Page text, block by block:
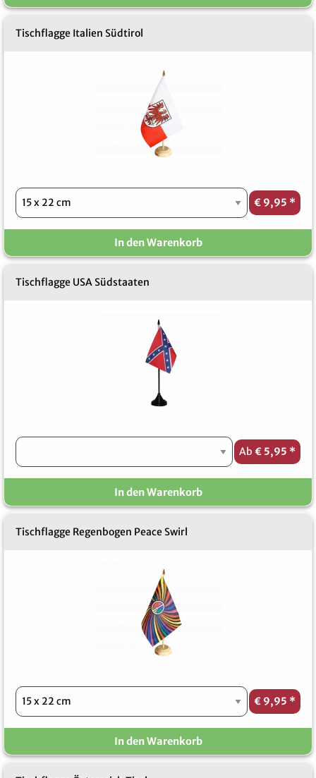
Tischflagge Italien Südtirol
€ 9,95 *
In den Warenkorb
Tischflagge USA Südstaaten
Ab € 5,95 *
In den Warenkorb
Tischflagge Regenbogen Peace Swirl
€ 9,95 *
In den Warenkorb